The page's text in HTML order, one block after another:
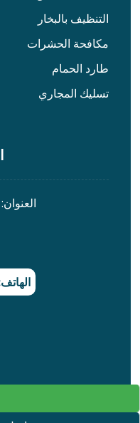
التنظيف بالبخار
مكافحة الحشرات
طارد الحمام
تسليك المجاري
الهاتف:
© All rights reserved, Powered by WordPress.